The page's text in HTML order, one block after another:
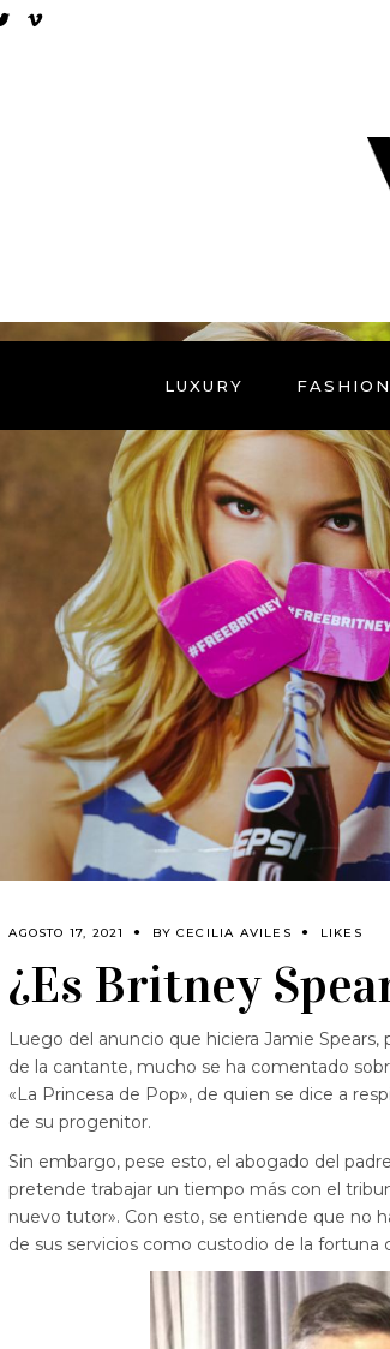
LUXURY FASHION
AGOSTO 17, 2021 BY CECILIA AVILES LIKES
¿Es Britney
Luego del anuncio que hiciera Jamie
de la cantante, mucho se ha comentado
«La Princesa de Pop», de quien se dice a
de su progenitor.
Sin embargo, pese esto, el abogado del
pretende trabajar un tiempo más con el
nuevo tutor». Con esto, se entiende que no
de sus servicios como custodio de la fortuna